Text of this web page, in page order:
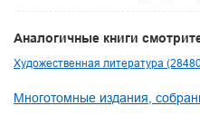
Аналогичные книги
Художественная литература
Многотомные издания,